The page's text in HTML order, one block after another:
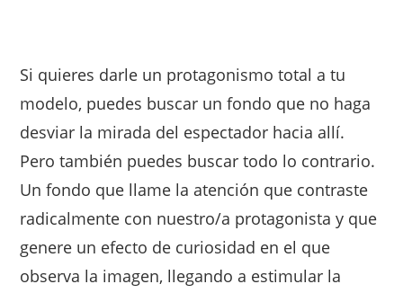
Si quieres darle un protagonismo total a tu
modelo, puedes buscar un fondo que no haga
desviar la mirada del espectador hacia allí.
Pero también puedes buscar todo lo contrario.
Un fondo que llame la atención que contraste
radicalmente con nuestro/a protagonista y que
genere un efecto de curiosidad en el que
observa la imagen, llegando a estimular la